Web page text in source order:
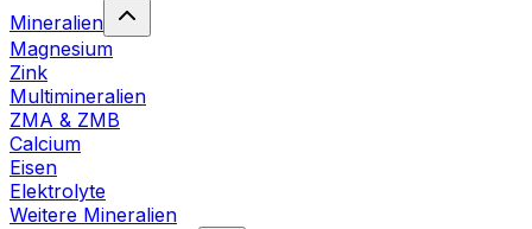
Mineralien
Magnesium
Zink
Multimineralien
ZMA & ZMB
Calcium
Eisen
Elektrolyte
Weitere Mineralien